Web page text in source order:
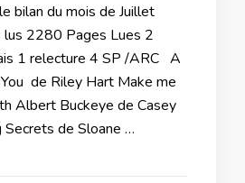
bilan du mois de Juillet
2280 Pages Lues 2
1 relecture 4 SP /ARC A
de Riley Hart Make me
Albert Buckeye de Casey
Secrets de Sloane …